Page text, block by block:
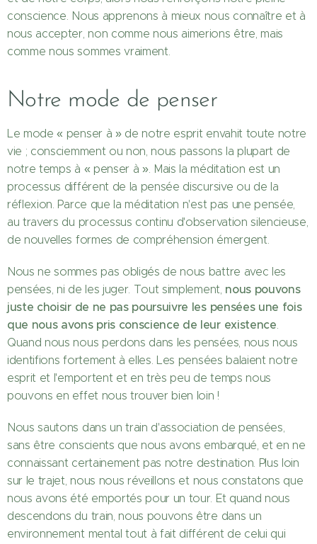
conscience. Nous apprenons à mieux nous connaître et à
nous accepter, non comme nous aimerions être, mais
comme nous sommes vraiment.
Notre mode de penser
Le mode « penser à » de notre esprit envahit toute notre
vie ; consciemment ou non, nous passons la plupart de
notre temps à « penser à ». Mais la méditation est un
processus différent de la pensée discursive ou de la
réflexion. Parce que la méditation n'est pas une pensée,
au travers du processus continu d'observation silencieuse,
de nouvelles formes de compréhension émergent.
Nous ne sommes pas obligés de nous battre avec les
pensées, ni de les juger. Tout simplement, nous pouvons
juste choisir de ne pas poursuivre les pensées une fois
que nous avons pris conscience de leur existence.
Quand nous nous perdons dans les pensées, nous nous
identifions fortement à elles. Les pensées balaient notre
esprit et l'emportent et en très peu de temps nous
pouvons en effet nous trouver bien loin !
Nous sautons dans un train d'association de pensées,
sans être conscients que nous avons embarqué, et en ne
connaissant certainement pas notre destination. Plus loin
sur le trajet, nous nous réveillons et nous constatons que
nous avons été emportés pour un tour. Et quand nous
descendons du train, nous pouvons être dans un
environnement mental tout à fait différent de celui qui